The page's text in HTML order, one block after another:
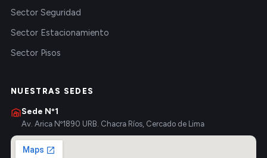
Sector Seguridad
Sector Estacionamiento
Sector Pisos
NUESTRAS SEDES
Sede Nº1
Av. Arica Nº1890 URB. Chacra Ríos, Cercado de Lima